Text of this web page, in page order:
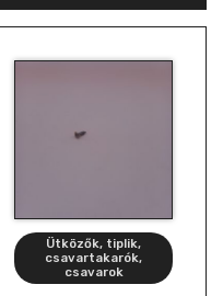
Ütközők, tiplik,
csavartakarók,
csavarok